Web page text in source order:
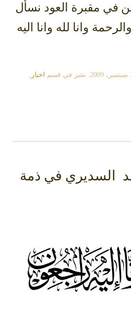
في مقبرة العود نسأل
وانا لله وانا اليه
. نشر في قسم اخبار
السديري في ذمة